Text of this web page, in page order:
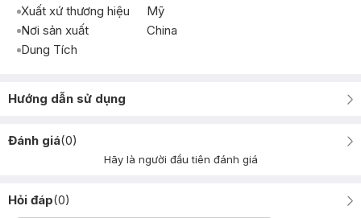
Xuất xứ thương hiệu
Mỹ
Nơi sản xuất
China
Dung Tích
Hướng dẫn sử dụng
Đánh giá(0)
Hãy là người đầu tiên đánh giá
Hỏi đáp(0)